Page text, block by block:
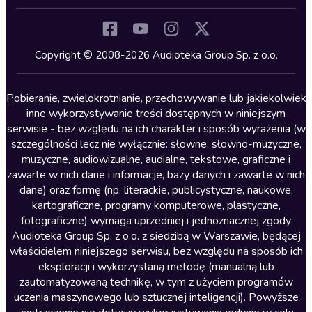
Kryminały
Lektury szkolne
Literatura anglojęzyczna
Literatura faktu
Literatura obyczajowa
Literatura piękna obca
Literatura piękna polska
Nagrania relaksacyjne
Nauka języków
Nauki humanistyczne
Podcasty i audycje
Copyright © 2008-2026 Audioteka Group Sp. z o.o.
Pobieranie, zwielokrotnianie, przechowywanie lub jakiekolwiek
inne wykorzystywanie treści dostępnych w niniejszym
serwisie - bez względu na ich charakter i sposób wyrażenia (w
szczególności lecz nie wyłącznie: słowne, słowno-muzyczne,
muzyczne, audiowizualne, audialne, tekstowe, graficzne i
zawarte w nich dane i informacje, bazy danych i zawarte w nich
dane) oraz formę (np. literackie, publicystyczne, naukowe,
kartograficzne, programy komputerowe, plastyczne,
fotograficzne) wymaga uprzedniej i jednoznacznej zgody
Audioteka Group Sp. z o.o. z siedzibą w Warszawie, będącej
właścicielem niniejszego serwisu, bez względu na sposób ich
eksploracji i wykorzystaną metodę (manualną lub
zautomatyzowaną technikę, w tym z użyciem programów
uczenia maszynowego lub sztucznej inteligencji). Powyższe